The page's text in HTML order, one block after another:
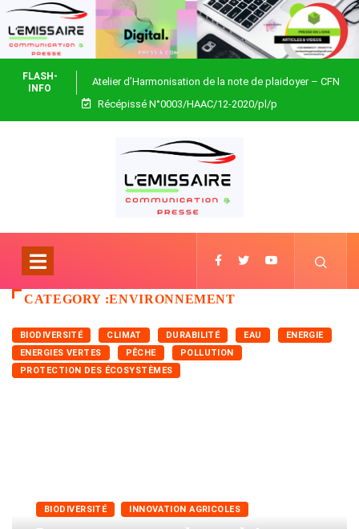
FLASH-
INFO
Atelier d’Harmonisation de la note de plaidoyer – CFN
Togo
Récépissé N°0003/HAAC/12-2020/pl/p
CATEGORY :ENVIRONNEMENT
BIODIVERSITÉ CLIMAT DURABILITÉ EAU
ENERGIE
ENERGIES VERTES
PÊCHE
POLLUTION
PROTECTION DES ÉCOSYSTÈMES
BIODIVERSITÉ INNOVATION AGRICOLES